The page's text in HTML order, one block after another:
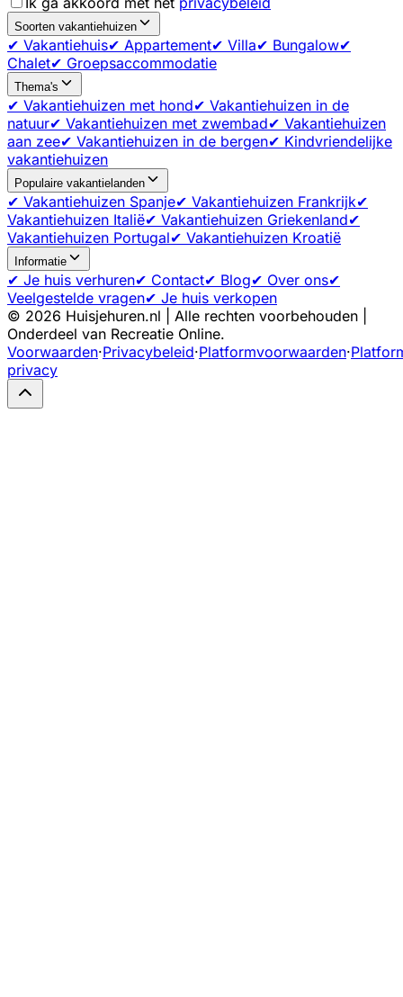
Soorten vakantiehuizen
✔ Vakantiehuis✔ Appartement✔ Villa✔ Bungalow✔
Chalet✔ Groepsaccommodatie
Thema's
✔ Vakantiehuizen met hond✔ Vakantiehuizen in de
natuur✔ Vakantiehuizen met zwembad✔ Vakantiehuizen
aan zee✔ Vakantiehuizen in de bergen✔ Kindvriendelijke
vakantiehuizen
Populaire vakantielanden
✔ Vakantiehuizen Spanje✔ Vakantiehuizen Frankrijk✔
Vakantiehuizen Italië✔ Vakantiehuizen Griekenland✔
Vakantiehuizen Portugal✔ Vakantiehuizen Kroatië
Informatie
✔ Je huis verhuren✔ Contact✔ Blog✔ Over ons✔
Veelgestelde vragen✔ Je huis verkopen
© 2026 Huisjehuren.nl | Alle rechten voorbehouden |
Onderdeel van Recreatie Online.
Voorwaarden·Privacybeleid·Platformvoorwaarden·
privacy